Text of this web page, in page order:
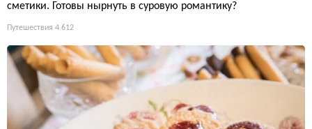
сметики. Готовы нырнуть в суровую романтику?
Путешествия 4 612